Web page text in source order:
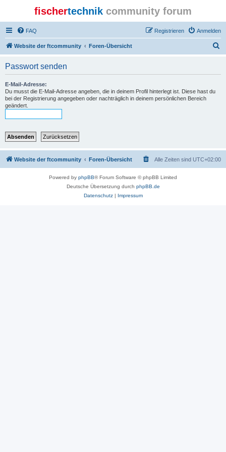
fischertechnik community forum
FAQ Anmelden
Registrieren
Website der ftcommunity Foren-Übersicht
Passwort senden
E-Mail-Adresse:
Du musst die E-Mail-Adresse angeben, die in deinem Profil hinterlegt ist. Diese hast du
bei der Registrierung angegeben oder nachträglich in deinem persönlichen Bereich
geändert.
Website der ftcommunity Foren-Übersicht Alle Zeiten sind UTC+02:00
Powered by phpBB® Forum Software © phpBB Limited
Deutsche Übersetzung durch phpBB.de
Datenschutz| Impressum